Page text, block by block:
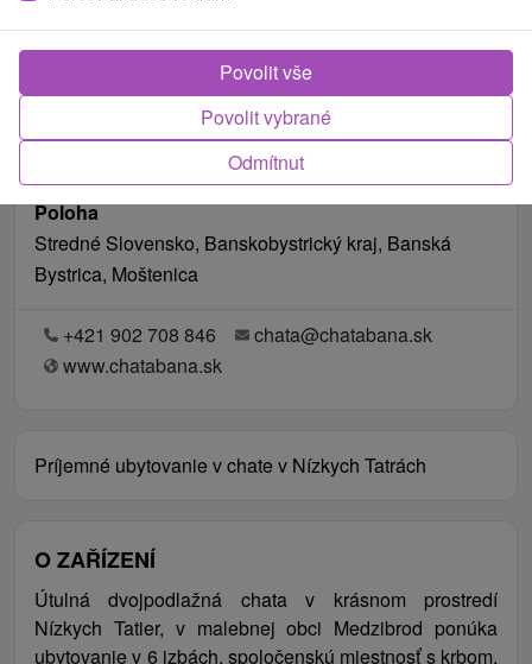
Poloha
Stredné Slovensko, Banskobystrický kraj, Banská
Bystrica, Moštenica
+421 902 708 846
chata@chatabana.sk
www.chatabana.sk
Príjemné ubytovanie v chate v Nízkych Tatrách
O ZAŘÍZENÍ
Útulná dvojpodlažná chata v krásnom prostredí
Nízkych Tatier, v malebnej obci Medzibrod ponúka
ubytovanie v 6 izbách, spoločenskú miestnosť s krbom,
Odmítnut
Povolit vybrané
Povolit vše